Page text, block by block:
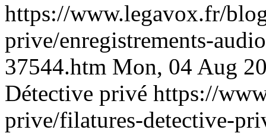
https://www.legavox.fr/
prive/enregistrements-
37544.htm Mon, 04 Aug
Détective privé https://
prive/filatures-detective-